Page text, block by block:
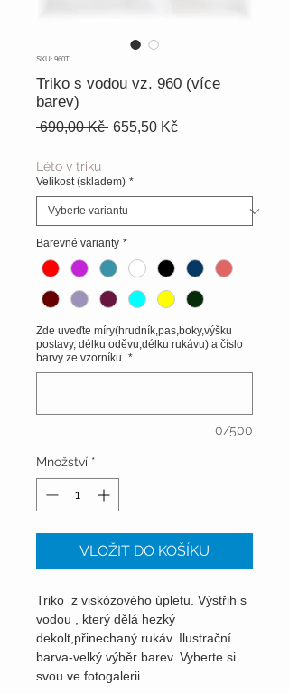
SKU: 960T
Triko s vodou vz. 960 (více
barev)
690,00 Kč Běžná
655,50 KčZvýhodněná
Léto v triku
Velikost (skladem) *
Barevné varianty *
Zde uveďte míry(hrudník,pas,boky,výšku
postavy, délku oděvu,délku rukávu) a číslo
barvy ze vzorníku. *
0/500
Množství *
VLOŽIT DO KOŠÍKU
Triko z viskózového úpletu. Výstřih s
vodou , který dělá hezký
dekolt,přinechaný rukáv. Ilustrační
barva-velký výběr barev. Vyberte si
svou ve fotogalerii.